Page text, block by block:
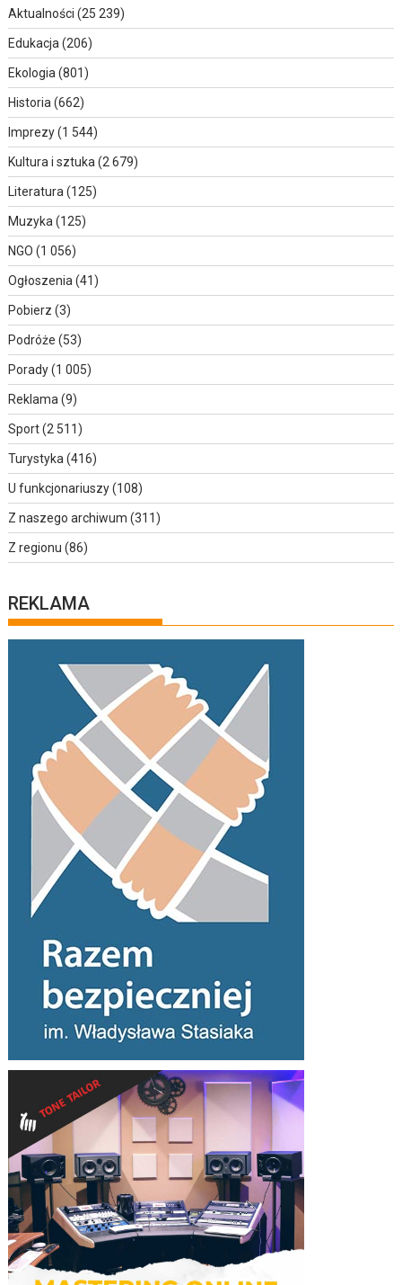
Aktualności (25 239)
Edukacja(206)
Ekologia(801)
Historia(662)
Imprezy(1 544)
Kultura i sztuka(2 679)
Literatura(125)
Muzyka(125)
NGO (1 056)
Ogłoszenia(41)
Pobierz (3)
Podróże (53)
Porady(1 005)
Reklama(9)
Sport(2 511)
Turystyka(416)
U funkcjonariuszy(108)
Z naszego archiwum (311)
Z regionu (86)
REKLAMA